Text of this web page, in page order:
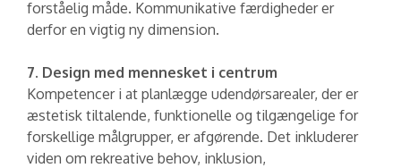
forståelig måde. Kommunikative færdigheder er
derfor en vigtig ny dimension.
7. Design med mennesket i centrum
Kompetencer i at planlægge udendørsarealer, der er
æstetisk tiltalende, funktionelle og tilgængelige for
forskellige målgrupper, er afgørende. Det inkluderer
viden om rekreative behov, inklusion,